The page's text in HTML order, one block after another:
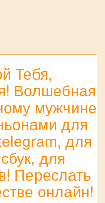
Тебя,
Волшебная
мужчине
для
для
для
Переслать
онлайн!